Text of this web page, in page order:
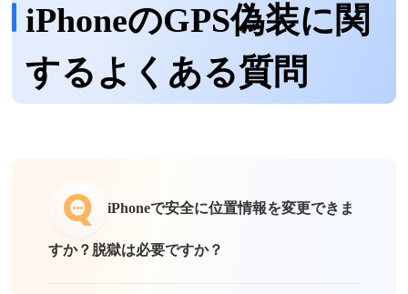
iPhoneのGPS偽装に関
するよくある質問
iPhoneで安全に位置情報を変更できま
すか？脱獄は必要ですか？